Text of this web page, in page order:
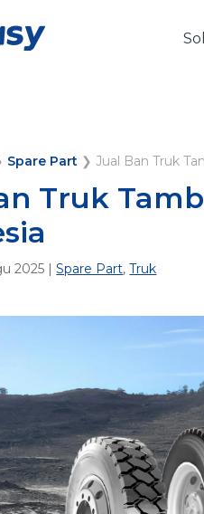
Spare Part ❯Jual Ban Truk
Truk
2025 |Spare Part,Truk